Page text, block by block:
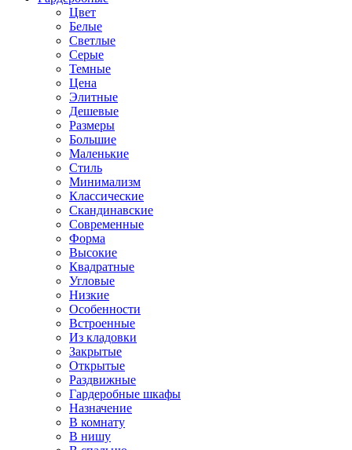
Цвет
Белые
Светлые
Серые
Темные
Цена
Элитные
Дешевые
Размеры
Большие
Маленькие
Стиль
Минимализм
Классические
Скандинавские
Современные
Форма
Высокие
Квадратные
Угловые
Низкие
Особенности
Встроенные
Из кладовки
Закрытые
Открытые
Раздвижные
Гардеробные шкафы
Назначение
В комнату
В нишу